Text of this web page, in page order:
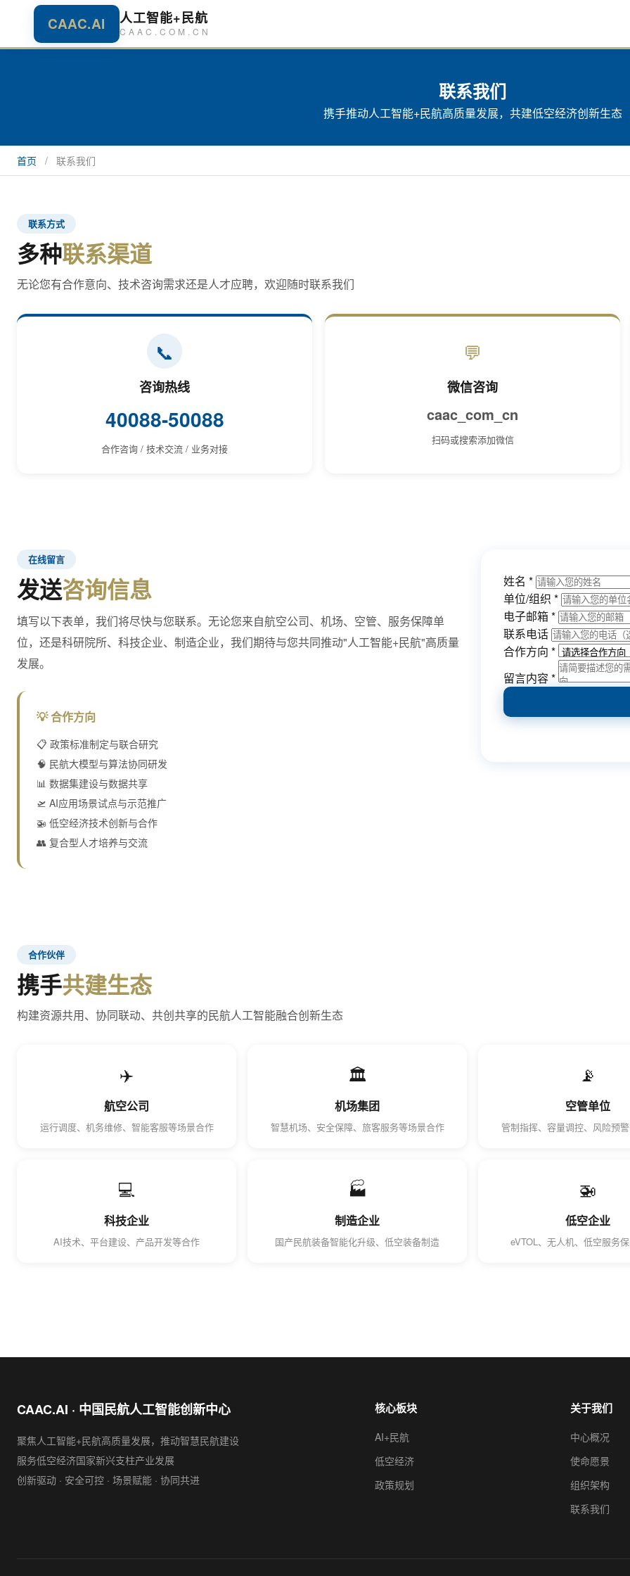
CAAC.AI 人工智能+民航
CAAC.COM.CN
联系我们
携手推动人工智能+民航高质量发展，共建低空经济创新生态
首页 / 联系我们
联系方式
多种联系渠道
无论您有合作意向、技术咨询需求还是人才应聘，欢迎随时联系我们
📞
咨询热线
40088-50088
合作咨询 / 技术交流 / 业务对接
💬
微信咨询
caac_com_cn
扫码或搜索添加微信
在线留言
发送咨询信息
填写以下表单，我们将尽快与您联系。无论您来自航空公司、机场、空管、服务保障单
位，还是科研院所、科技企业、制造企业，我们期待与您共同推动"人工智能+民航"高质量
发展。
💡 合作方向
📋 政策标准制定与联合研究
🧠 民航大模型与算法协同研发
📊 数据集建设与数据共享
🛫 AI应用场景试点与示范推广
🚁 低空经济技术创新与合作
👥 复合型人才培养与交流
姓名 *
单位/组织 *
电子邮箱*
联系电话
合作方向 *
留言内容*
合作伙伴
携手共建生态
构建资源共用、协同联动、共创共享的民航人工智能融合创新生态
✈️
航空公司
运行调度、机务维修、智能客服等场景合作
🏛️
机场集团
智慧机场、安全保障、旅客服务等场景合作
📡
空管单位
管制指挥、容量调控、风险预
💻
科技企业
AI技术、平台建设、产品开发等合作
🏭
制造企业
国产民航装备智能化升级、低空装备制造
🚁
低空企业
eVTOL、无人机、低空服务
CAAC.AI · 中国民航人工智能创新中心
聚焦人工智能+民航高质量发展，推动智慧民航建设
服务低空经济国家新兴支柱产业发展
创新驱动 · 安全可控 · 场景赋能 · 协同共进
核心板块
AI+民航
低空经济
政策规划
关于我们
中心概况
使命愿景
组织架构
联系我们